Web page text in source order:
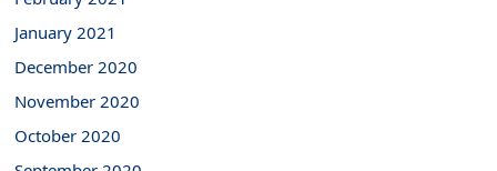
January 2021
December 2020
November 2020
October 2020